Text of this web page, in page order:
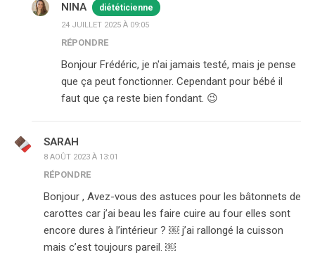
NINA diététicienne
24 JUILLET 2025 À 09:05
RÉPONDRE
Bonjour Frédéric, je n'ai jamais testé, mais je pense
que ça peut fonctionner. Cependant pour bébé il
faut que ça reste bien fondant. 😉
SARAH
8 AOÛT 2023 À 13:01
RÉPONDRE
Bonjour , Avez-vous des astuces pour les bâtonnets de
carottes car j’ai beau les faire cuire au four elles sont
encore dures à l’intérieur ? ￼ j’ai rallongé la cuisson
mais c’est toujours pareil. ￼